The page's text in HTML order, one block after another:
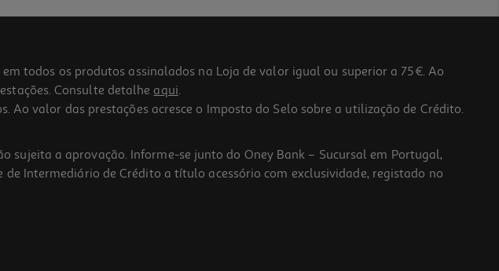
todos os produtos assinalados na Loja de valor igual ou superior a 75€. Ao
Consulte detalhe aqui.
valor das prestações acresce o Imposto do Selo sobre a utilização de Crédito.
sujeita a aprovação. Informe-se junto do Oney Bank – Sucursal em Portugal,
Intermediário de Crédito a título acessório com exclusividade, registado no